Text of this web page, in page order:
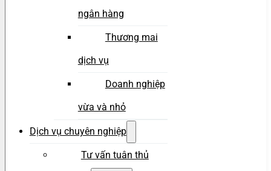
ngân hàng
Thương mai
dịch vụ
Doanh nghiệp
vừa và nhỏ
Dịch vụ chuyên nghiệp
Tư vấn tuân thủ